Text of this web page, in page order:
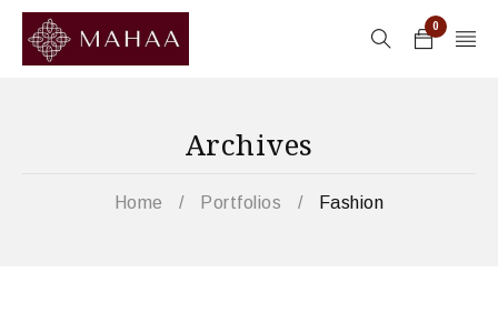
0
Archives
Home / Portfolios / Fashion